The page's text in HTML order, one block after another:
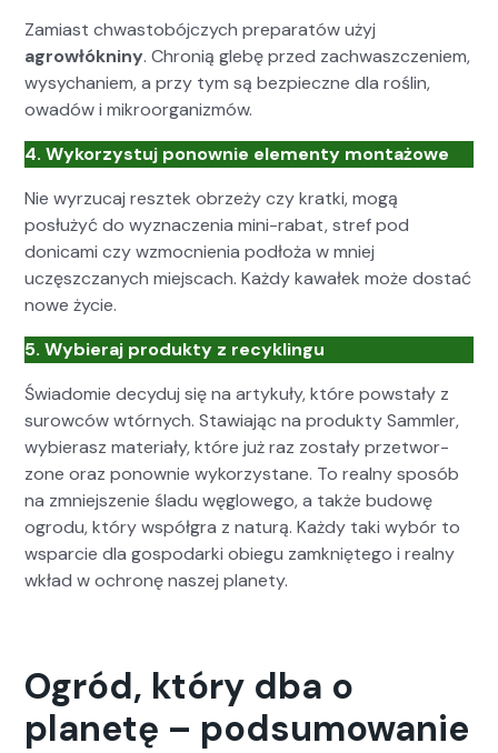
Zami­ast chwasto­bójczych preparatów użyj
agrowłókniny. Chronią gle­bę przed zach­waszcze­niem,
wysy­chaniem, a przy tym są bez­pieczne dla roślin,
owadów i mikroor­ga­nizmów.
4. Wyko­rzys­tuj ponown­ie ele­men­ty mon­tażowe
Nie wyrzu­caj resztek obrzeży czy krat­ki, mogą
posłużyć do wyz­naczenia mini-rabat, stref pod
donica­mi czy wzmoc­nienia podłoża w mniej
uczęszczanych miejs­cach. Każdy kawałek może dostać
nowe życie.
5. Wybier­aj pro­duk­ty z recyk­lin­gu
Świadomie decy­duj się na artykuły, które pow­stały z
surow­ców wtórnych. Staw­ia­jąc na pro­duk­ty Samm­ler,
wybierasz mate­ri­ały, które już raz zostały przetwor­
zone oraz ponown­ie wyko­rzys­tane. To real­ny sposób
na zmniejsze­nie śladu węglowego, a także budowę
ogro­du, który współ­gra z naturą. Każdy taki wybór to
wspar­cie dla gospo­dar­ki obiegu zamkniętego i real­ny
wkład w ochronę naszej plan­e­ty.
Ogród, który dba o
planetę – podsumowanie